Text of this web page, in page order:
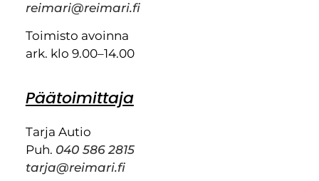
reimari@reimari.fi
Toimisto avoinna
ark. klo 9.00–14.00
Päätoimittaja
Tarja Autio
Puh. 040 586 2815
tarja@reimari.fi